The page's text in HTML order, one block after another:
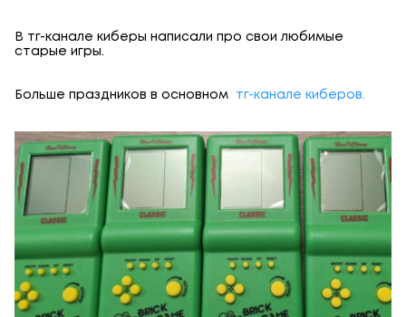
В тг-канале киберы написали про свои любимые
старые игры.
Больше праздников в основном тг-канале киберов.